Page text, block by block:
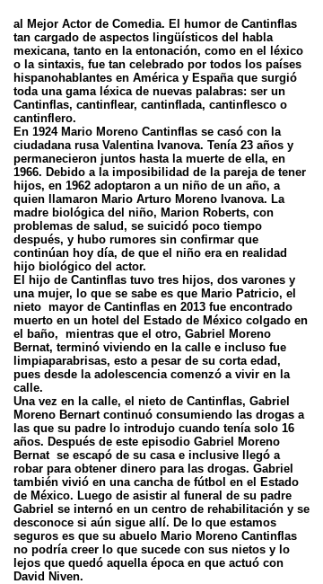
al Mejor Actor de Comedia. El humor de Cantinflas
tan cargado de aspectos lingüísticos del habla
mexicana, tanto en la entonación, como en el léxico
o la sintaxis, fue tan celebrado por todos los países
hispanohablantes en América y España que surgió
toda una gama léxica de nuevas palabras: ser un
Cantinflas, cantinflear, cantinflada, cantinflesco o
cantinflero.
En 1924 Mario Moreno Cantinflas se casó con la
ciudadana rusa Valentina Ivanova. Tenía 23 años y
permanecieron juntos hasta la muerte de ella, en
1966. Debido a la imposibilidad de la pareja de tener
hijos, en 1962 adoptaron a un niño de un año, a
quien llamaron Mario Arturo Moreno Ivanova. La
madre biológica del niño, Marion Roberts, con
problemas de salud, se suicidó poco tiempo
después, y hubo rumores sin confirmar que
continúan hoy día, de que el niño era en realidad
hijo biológico del actor.
El hijo de Cantinflas tuvo tres hijos, dos varones y
una mujer, lo que se sabe es que Mario Patricio, el
nieto mayor de Cantinflas en 2013 fue encontrado
muerto en un hotel del Estado de México colgado en
el baño, mientras que el otro, Gabriel Moreno
Bernat, terminó viviendo en la calle e incluso fue
limpiaparabrisas, esto a pesar de su corta edad,
pues desde la adolescencia comenzó a vivir en la
calle.
Una vez en la calle, el nieto de Cantinflas, Gabriel
Moreno Bernart continuó consumiendo las drogas a
las que su padre lo introdujo cuando tenía solo 16
años. Después de este episodio Gabriel Moreno
Bernat se escapó de su casa e inclusive llegó a
robar para obtener dinero para las drogas. Gabriel
también vivió en una cancha de fútbol en el Estado
de México. Luego de asistir al funeral de su padre
Gabriel se internó en un centro de rehabilitación y se
desconoce si aún sigue allí. De lo que estamos
seguros es que su abuelo Mario Moreno Cantinflas
no podría creer lo que sucede con sus nietos y lo
lejos que quedó aquella época en que actuó con
David Niven.